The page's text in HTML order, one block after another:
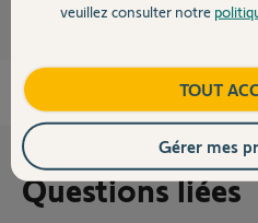
Contact
Questions liées
veuillez consulter notre
TOUT
Gérer mes